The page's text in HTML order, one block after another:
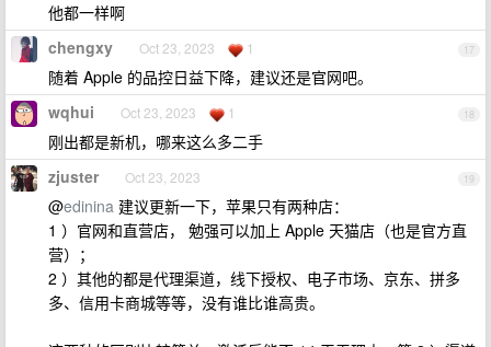
他都一样啊
17
chengxy Oct 23, 2023 1
随着 Apple 的品控日益下降，建议还是官网吧。
18
wqhui Oct 23, 2023 1
刚出都是新机，哪来这么多二手
19
zjuster Oct 23, 2023
@edinina 建议更新一下，苹果只有两种店：
1 ）官网和直营店， 勉强可以加上 Apple 天猫店（也是官方直
营）；
2 ）其他的都是代理渠道，线下授权、电子市场、京东、拼多
多、信用卡商城等等，没有谁比谁高贵。